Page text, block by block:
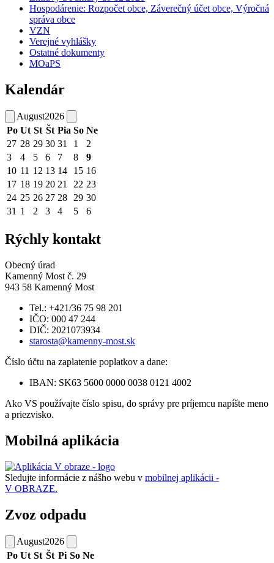
Hospodárenie: Rozpočet obce, Záverečný účet obce, Výročná
správa obce
VZN
Verejné vyhlášky
Ostatné dokumenty
MOaPS
Kalendár
August2026
Po Ut St Št Pia So Ne
27 28 29 30 31 1
2
3
4 5 6 7 8
9
10 11 12 13 14 15 16
17 18 19 20 21 22 23
24 25 26 27 28 29 30
31 1 2 3 4 5 6
Rýchly kontakt
Obecný úrad
Kamenný Most č. 29
943 58 Kamenný Most
Tel.: +421/36 75 98 201
IČO: 000 47 244
DIČ: 2021073934
starosta@kamenny-most.sk
Číslo účtu na zaplatenie poplatkov a dane:
IBAN: SK63 5600 0000 0038 0121 4002
Ako VS používajte číslo spisu, do správy pre príjemcu napíšte meno
a priezvisko.
Mobilná aplikácia
Sledujte informácie z nášho webu v mobilnej aplikácii -
V OBRAZE.
Zvoz odpadu
August2026
Po Ut St Št Pi So Ne